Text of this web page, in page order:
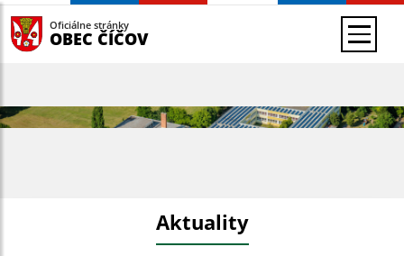
Oficiálne stránky
OBEC ČÍČOV
Aktuality